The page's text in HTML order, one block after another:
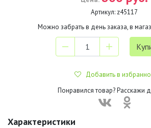
Артикул: z45117
Можно забрать в день заказа, в
Добавить в
Понравился товар? Расскажи
Характеристики